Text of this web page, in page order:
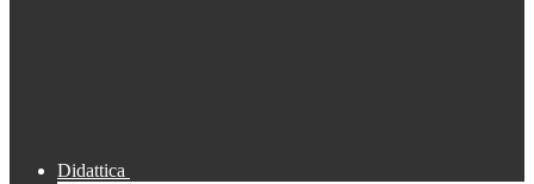
Didattica